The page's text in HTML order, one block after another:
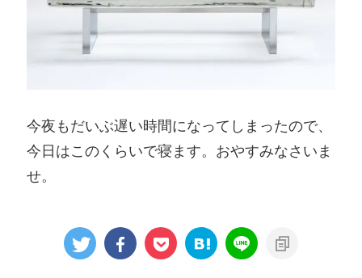
今夜もだいぶ遅い時間になってしまったので、
今日はこのくらいで寝ます。おやすみなさいま
せ。